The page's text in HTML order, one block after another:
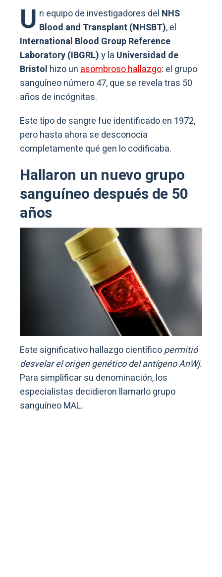
U n equipo de investigadores del NHS
Blood and Transplant (NHSBT), el
International Blood Group Reference
Laboratory (IBGRL)y la Universidad de
Bristol hizo unasombroso hallazgo: el grupo
sanguíneo número 47, que se revela tras 50
años de incógnitas.
Este tipo de sangre fue identificado en 1972,
pero hasta ahora se desconocía
completamente qué gen lo codificaba.
Hallaron un nuevo grupo
sanguíneo después de 50
años
Este significativo hallazgo científicopermitió
desvelar el origen genético del antígeno AnWj.
Para simplificar su denominación, los
especialistas decidieron llamarlo grupo
sanguíneo MAL.